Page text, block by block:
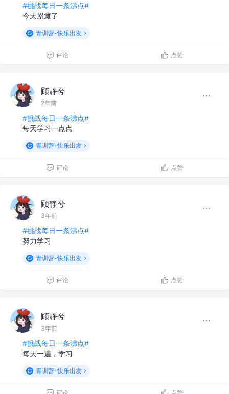
#挑战每日一条沸点#
今天累瘫了
青训营-快乐出发
评论 点赞
顾静兮
2年前
#挑战每日一条沸点#
每天学习一点点
青训营-快乐出发
评论 点赞
顾静兮
3年前
#挑战每日一条沸点#
努力学习
青训营-快乐出发
评论 点赞
顾静兮
3年前
#挑战每日一条沸点#
每天一遍，学习
青训营-快乐出发